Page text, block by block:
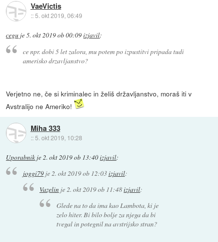
VaeVictis
::5. okt 2019, 06:49
cegu je5. okt 2019 ob 00:09izjavil:
ce npr. dobi 5 let zalora, mu potem po izpustitvi pripada tudi
amerisko drzavljanstvo?
Verjetno ne, če si kriminalec in želiš državljanstvo, moraš iti v
Avstralijo ne Ameriko!
Miha 333
:: 5. okt 2019, 10:28
Uporabnik je 2. okt 2019 ob 13:40izjavil:
joggi79je2. okt 2019 ob 12:03izjavil:
Vazelin je 2. okt 2019 ob 11:48izjavil:
Glede na to da ima kao Lambota, ki je
zelo hiter. Bi bilo bolje za njega da bi
tvegal in potegnil na avstrijsko stran?